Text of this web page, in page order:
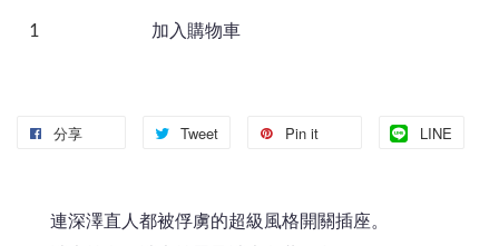
加入購物車
分享 Tweet Pin it LINE
連深澤直人都被俘虜的超級風格開關插座。